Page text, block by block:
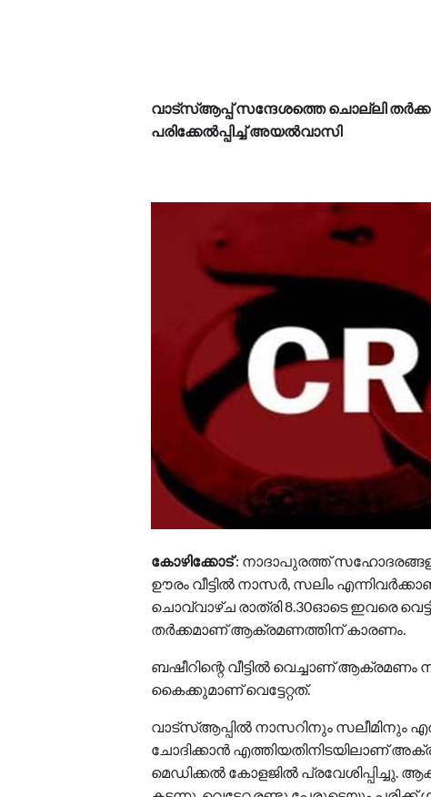
വാട്‌സ്ആപ്പ് സന്ദേശത്തെ ചൊല്ലി
പരിക്കേല്‍പ്പിച്ച് അയല്‍വാസി
കോഴിക്കോട്: നാദാപുരത്ത്
ഊരം വീട്ടില്‍ നാസര്‍, സലിം
ചൊവ്വാഴ്ച രാത്രി 8.30ഓടെ ഇവരെ
തര്‍ക്കമാണ് ആക്രമണത്തിന് കാരണം.
ബഷീറിന്റെ വീട്ടില്‍ വെച്ചാണ് ആക്രമണം
കൈക്കുമാണ് വെട്ടേറ്റത്.
വാട്‌സ്ആപ്പില്‍ നാസറിനും സലീമിനും
ചോദിക്കാന്‍ എത്തിയതിനിടയിലാണ്
മെഡിക്കല്‍ കോളജില്‍ പ്രവേശിപ്പിച്ചു.